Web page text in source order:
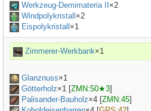
Werkzeug-Demimateria II ×2
Windpolykristall ×2
Eispolykristall ×1
Zimmerer-Werkbank×1
Glanznuss×1
Götterholz×1 [ZMN:50★3]
Palisander-Bauholz×4 [ZMN:45]